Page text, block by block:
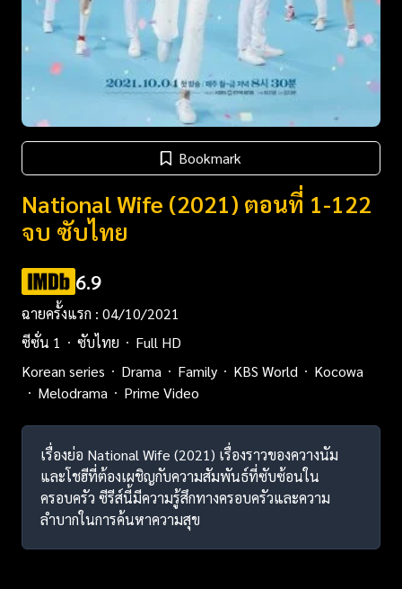
Bookmark
National Wife (2021) ตอนที่ 1-122
จบ ซับไทย
6.9
ฉายครั้งแรก : 04/10/2021
ซีซั่น 1
ซับไทย
Full HD
Korean series
Drama Family KBS World
Kocowa
Melodrama
Prime Video
เรื่องย่อ National Wife (2021) เรื่องราวของควางนัม
และโชฮีที่ต้องเผชิญกับความสัมพันธ์ที่ซับซ้อนใน
ครอบครัว ซีรีส์นี้มีความรู้สึกทางครอบครัวและความ
ลำบากในการค้นหาความสุข